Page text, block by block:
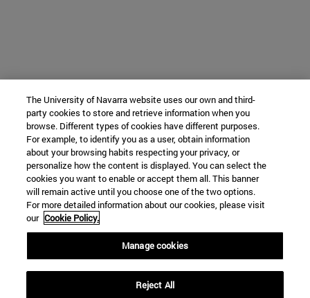
The University of Navarra website uses our own and third-
party cookies to store and retrieve information when you
browse. Different types of cookies have different purposes.
For example, to identify you as a user, obtain information
about your browsing habits respecting your privacy, or
personalize how the content is displayed. You can select the
cookies you want to enable or accept them all. This banner
will remain active until you choose one of the two options.
For more detailed information about our cookies, please visit
our Cookie Policy.
Manage cookies
Reject All